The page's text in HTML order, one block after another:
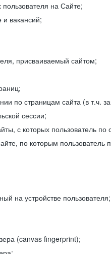
на Сайте;
и вакансий;
присваиваемый сайтом;
по страницам сайта (в т.ч.
сессии;
с которых пользователь по
по которым пользователь
на устройстве пользователя;
(canvas fingerprint);